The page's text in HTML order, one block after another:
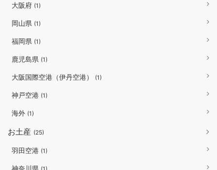
大阪府 (1)
岡山県 (1)
福岡県 (1)
鹿児島県 (1)
大阪国際空港（伊丹空港） (1)
神戸空港 (1)
海外 (1)
お土産 (25)
羽田空港 (1)
神奈川県